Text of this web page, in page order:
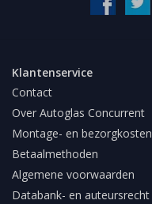
Klantenservice
Contact
Over Autoglas Concurrent
Montage- en bezorgkosten
Betaalmethoden
Algemene voorwaarden
Databank- en auteursrecht